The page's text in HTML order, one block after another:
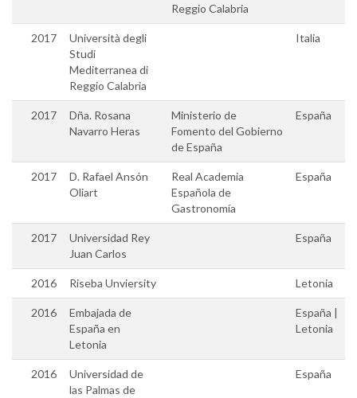
Reggio Calabria
2017
Università degli
Studi
Mediterranea di
Reggio Calabria
Italia
2017
Dña. Rosana
Navarro Heras
Ministerio de
Fomento del Gobierno
de España
España
2017
D. Rafael Ansón
Oliart
Real Academia
Española de
Gastronomía
España
2017
Universidad Rey
Juan Carlos
España
2016 Riseba Unviersity Letonia
2016
Embajada de
España en
Letonia
España |
Letonia
2016
Universidad de
las Palmas de
España